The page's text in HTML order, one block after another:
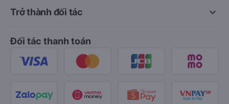
keyboard_arrow_down
Trở thành đối tác
Đối tác thanh toán